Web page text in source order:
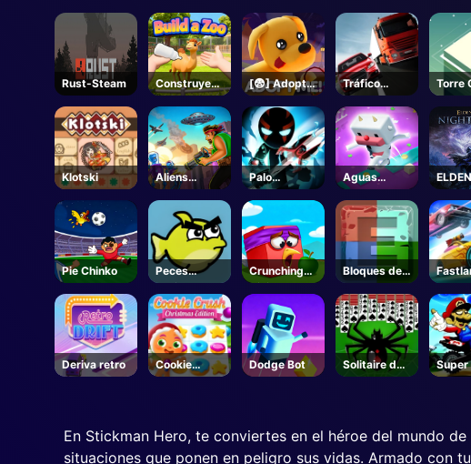
Rust-Steam
Construye
un
Zoológico-
Roblox
[😨] Adopt
Me! - Roblox
Tráfico
Racer
Torre
Klotski
Aliens
Ataque
Palo
Manchalleng
e
Aguas
Encantadas
-
Pie Chinko
Peces
enojados
Crunching
Ninjas
Bloques de
elementos
Road
Deriva retro
Cookie
Crush
Dodge Bot
Solitaire de
araña 2
Super
En Stickman Hero, te conviertes en el héroe del mundo
situaciones que ponen en peligro sus vidas. Armado con